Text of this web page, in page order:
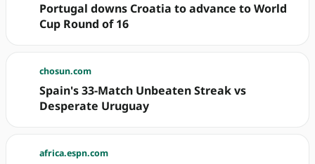
Portugal downs Croatia to advance to World
Cup Round of 16
chosun.com
Spain's 33-Match Unbeaten Streak vs
Desperate Uruguay
africa.espn.com